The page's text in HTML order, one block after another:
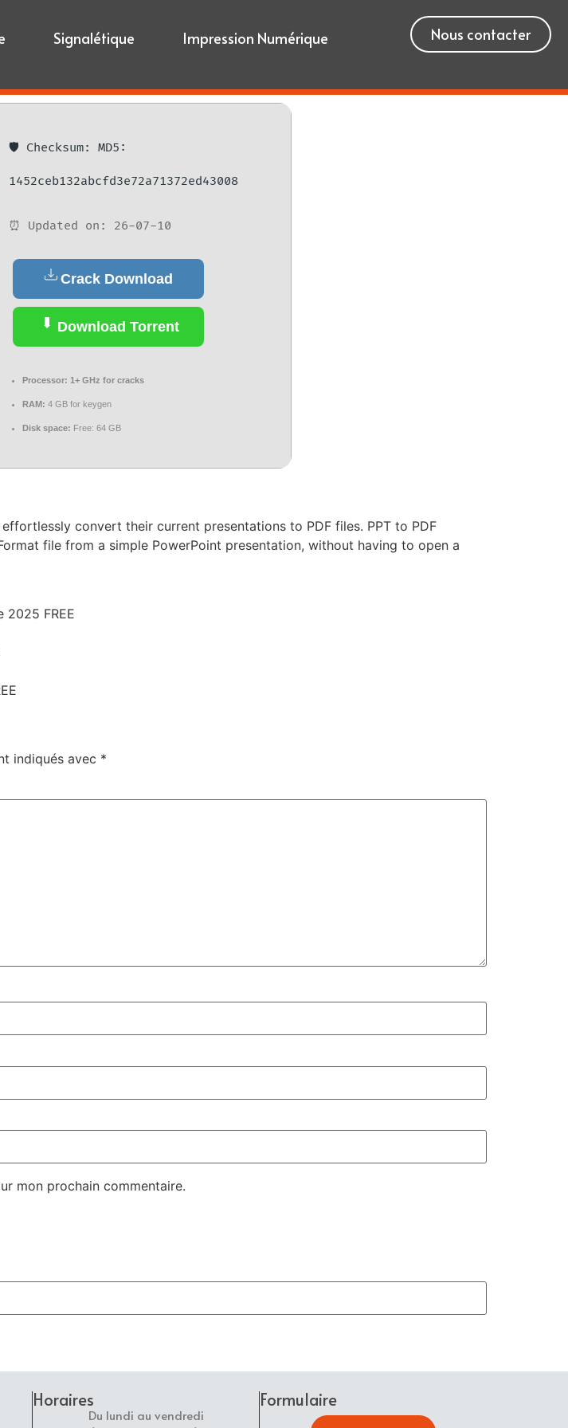
Signalétique Impression Numérique Nous contacter
🛡️ Checksum: MD5:
1452ceb132abcfd3e72a71372ed43008
⏰ Updated on: 26-07-10
Crack Download
Download Torrent
Processor: 1+ GHz for cracks
RAM: 4 GB for keygen
Disk space: Free: 64 GB
convert their current presentations to PDF files. PPT to PDF
file from a simple PowerPoint presentation, without having to open a
2025 FREE
indiqués avec *
mon prochain commentaire.
Horaires
Du lundi au vendredi
Formulaire